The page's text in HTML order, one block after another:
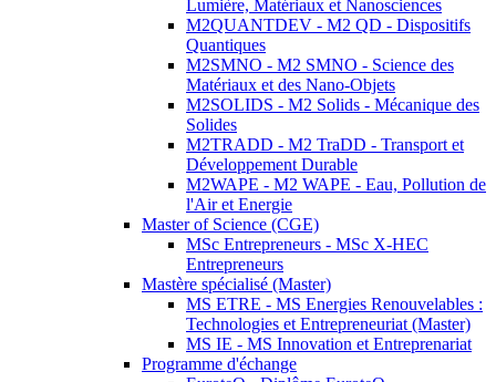
Lumière, Matériaux et Nanosciences
M2QUANTDEV - M2 QD - Dispositifs
Quantiques
M2SMNO - M2 SMNO - Science des
Matériaux et des Nano-Objets
M2SOLIDS - M2 Solids - Mécanique des
Solides
M2TRADD - M2 TraDD - Transport et
Développement Durable
M2WAPE - M2 WAPE - Eau, Pollution de
l'Air et Energie
Master of Science (CGE)
MSc Entrepreneurs - MSc X-HEC
Entrepreneurs
Mastère spécialisé (Master)
MS ETRE - MS Energies Renouvelables :
Technologies et Entrepreneuriat (Master)
MS IE - MS Innovation et Entreprenariat
Programme d'échange